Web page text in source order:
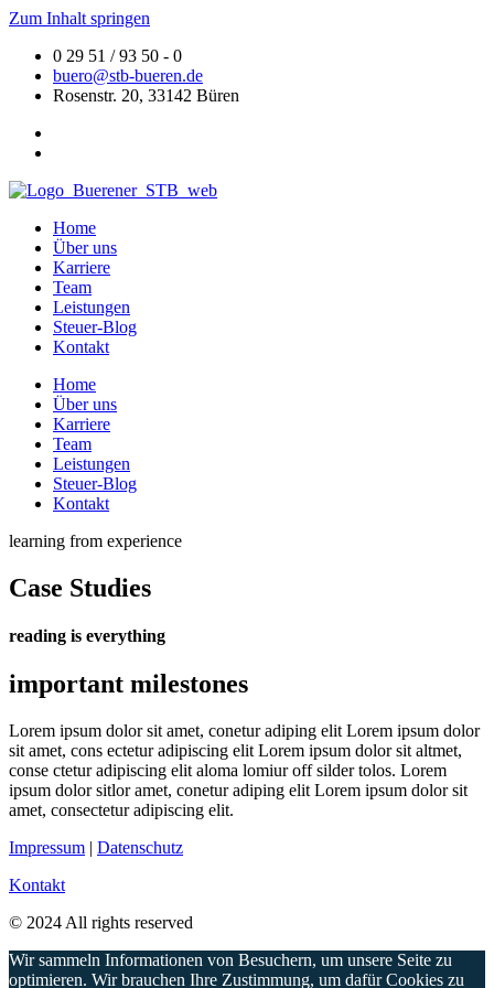
Zum Inhalt springen
0 29 51 / 93 50 - 0
buero@stb-bueren.de
Rosenstr. 20, 33142 Büren
Home
Über uns
Karriere
Team
Leistungen
Steuer-Blog
Kontakt
Home
Über uns
Karriere
Team
Leistungen
Steuer-Blog
Kontakt
learning from experience
Case Studies
reading is everything
important milestones
Lorem ipsum dolor sit amet, conetur adiping elit Lorem ipsum dolor
sit amet, cons ectetur adipiscing elit Lorem ipsum dolor sit altmet,
conse ctetur adipiscing elit aloma lomiur off silder tolos. Lorem
ipsum dolor sitlor amet, conetur adiping elit Lorem ipsum dolor sit
amet, consectetur adipiscing elit.
Impressum | Datenschutz
Kontakt
© 2024 All rights reserved
Wir sammeln Informationen von Besuchern, um unsere Seite zu
optimieren. Wir brauchen Ihre Zustimmung, um dafür Cookies zu